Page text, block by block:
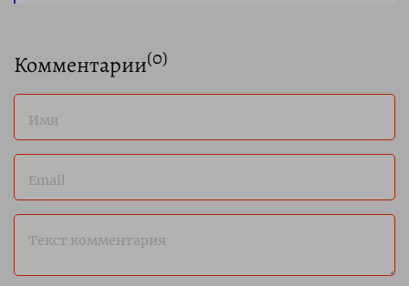
Комментарии(0)
Имя
Email
Текст комментария